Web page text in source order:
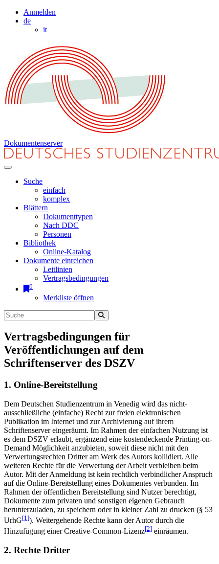
Anmelden
de
it
Dokumentenserver
Suche
einfach
komplex
Blättern
Dokumenttypen
Nach DDC
Personen
Bibliothek
Online-Katalog
Dokumente einreichen
Leitlinien
Vertragsbedingungen
0
Merkliste öffnen
Vertragsbedingungen für
Veröffentlichungen auf dem
Schriftenserver des DSZV
1. Online-Bereitstellung
Dem Deutschen Studienzentrum in Venedig wird das nicht-
ausschließliche (einfache) Recht zur freien elektronischen
Publikation im Internet und zur Archivierung auf ihrem
Schriftenserver eingeräumt. Im Rahmen der einfachen Nutzung ist
es dem DSZV erlaubt, ergänzend eine kostendeckende Printing-on-
Demand Möglichkeit anzubieten, soweit diese nicht mit den
Verwertungsrechten Dritter am Werk des Autors kollidiert. Alle
weiteren Rechte für die Verwertung der Arbeit verbleiben beim
Autor. Mit der Anmeldung ist kein rechtlich verbindlicher Anspruch
auf die Online-Bereitstellung eines Dokumentes verbunden. Im
Rahmen der öffentlichen Bereitstellung sind Nutzer berechtigt,
Dokumente zum privaten und sonstigen eigenen Gebrauch
herunterzuladen, zu speichern oder in kleiner Zahl zu drucken (§ 53
UrhG[1]). Weitergehende Rechte kann der Autor durch die
Hinzufügung einer Creative-Common-Lizenz[2] einräumen.
2. Rechte Dritter